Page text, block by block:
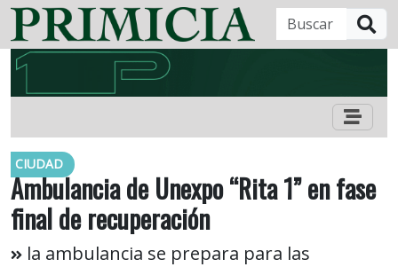
CIUDAD
Ambulancia de Unexpo “Rita 1” en fase
final de recuperación
la ambulancia se prepara para las